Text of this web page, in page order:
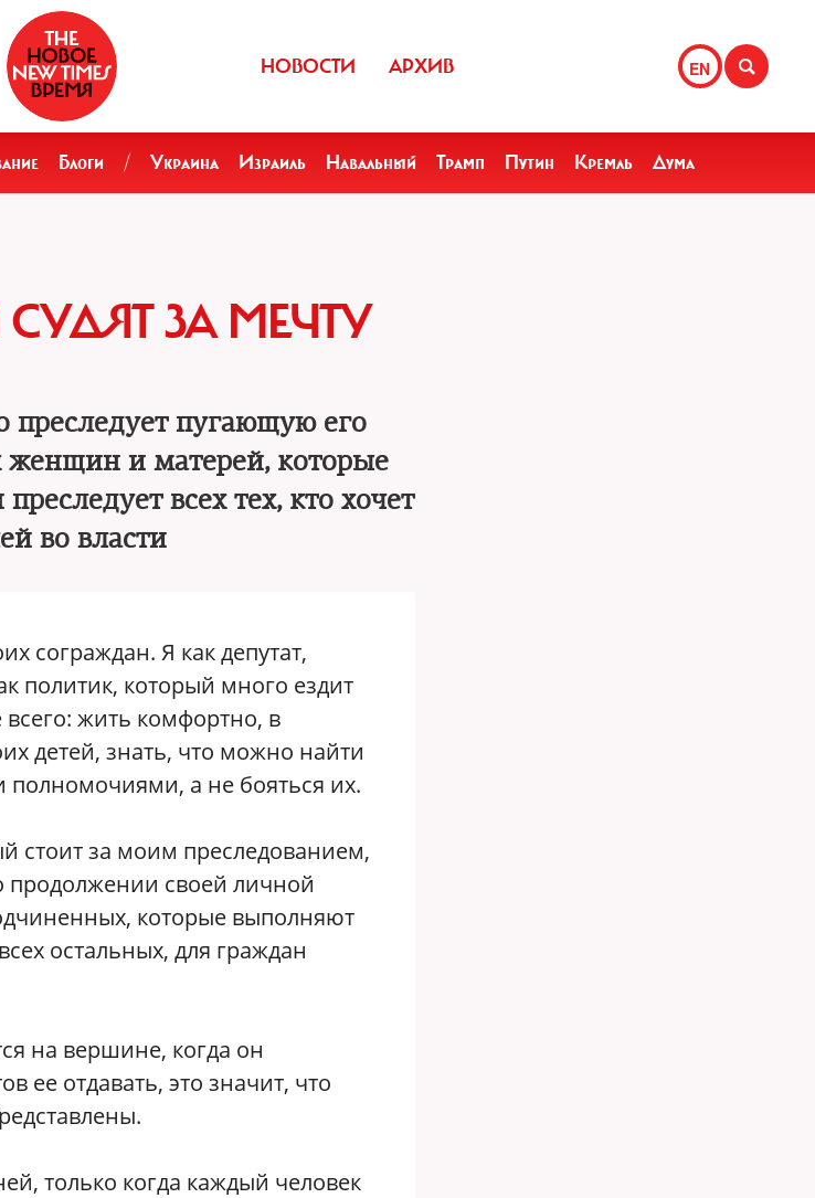
EN
НОВОСТИ АРХИВ
Блоги / Украина Израиль Навальный Трамп Путин Кремль Дума
ЗА МЕЧТУ
пугающую его
и матерей, которые
всех тех, кто хочет
во власти
сограждан. Я как депутат,
политик, который много ездит
жить комфортно, в
детей, знать, что можно найти
полномочиями, а не бояться их.
стоит за моим преследованием,
продолжении своей личной
которые выполняют
остальных, для граждан
на вершине, когда он
ее отдавать, это значит, что
только когда каждый человек